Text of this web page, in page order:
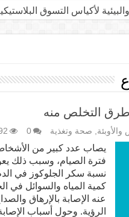
لأكياس التسوق
التخلص منه
والأوبئة, صحة وتغذية 0
يصاب عدد كبير من
فترة الصيام، وسبب ذلك
نسبة سكر الجلوكوز في
كمية المياه والسوائل في
عنه الإصابة بالإرهاق
الرؤية. وحول أسباب